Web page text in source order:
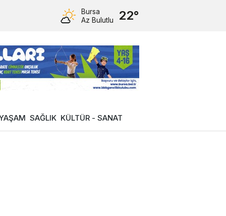
Bursa
Az Bulutlu
22°
SAĞLIK KÜLTÜR - SANAT